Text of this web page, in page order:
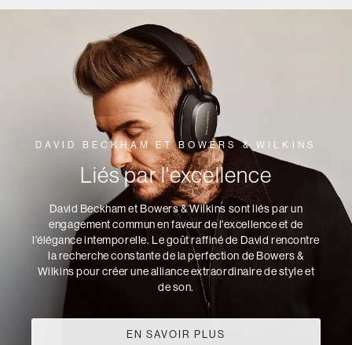
DAVID BECKHAM ET BOWERS & WILKINS
Liés par l'excellence
David Beckham et Bowers & Wilkins sont liés par un
engagement commun en faveur de l'excellence et de
l'élégance intemporelle. Le goût raffiné de David rencontre
la recherche constante de la perfection de Bowers &
Wilkins pour créer une alliance extraordinaire de style et
de son.
EN SAVOIR PLUS